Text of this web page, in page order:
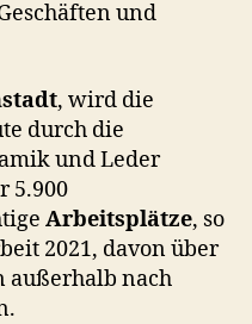
und
, wird die
durch die
und Leder
5.900
Arbeitsplätze, so
2021, davon über
außerhalb nach